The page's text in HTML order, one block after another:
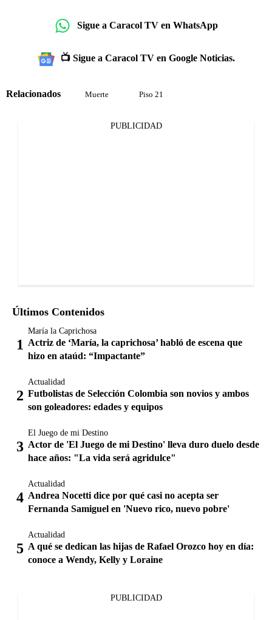
Sigue a Caracol TV en WhatsApp
📺 Sigue a Caracol TV en Google Noticias.
Relacionados Muerte Piso 21
PUBLICIDAD
Últimos Contenidos
María la Caprichosa
Actriz de ‘María, la caprichosa’ habló de escena que
hizo en ataúd: “Impactante”
Actualidad
Futbolistas de Selección Colombia son novios y ambos
son goleadores: edades y equipos
El Juego de mi Destino
Actor de 'El Juego de mi Destino' lleva duro duelo desde
hace años: "La vida será agridulce"
Actualidad
Andrea Nocetti dice por qué casi no acepta ser
Fernanda Samiguel en 'Nuevo rico, nuevo pobre'
Actualidad
A qué se dedican las hijas de Rafael Orozco hoy en día:
conoce a Wendy, Kelly y Loraine
PUBLICIDAD